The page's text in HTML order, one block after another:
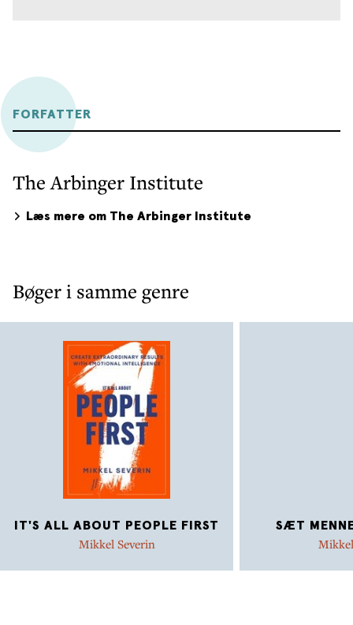
FORFATTER
The Arbinger Institute
Læs mere om The Arbinger Institute
Bøger i samme genre
IT'S ALL ABOUT PEOPLE FIRST
Mikkel Severin
SÆT